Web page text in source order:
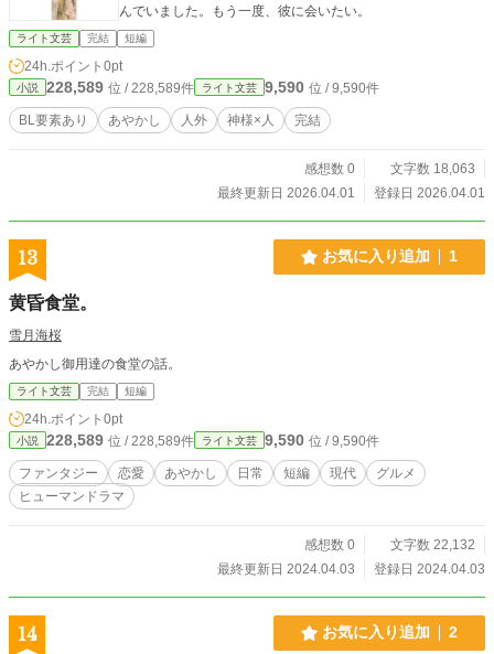
んでいました。もう一度、彼に会いたい。
ライト文芸 完結 短編
24h.ポイント 0pt
小説 228,589 位 / 228,589件 ライト文芸 9,590 位 / 9,590件
BL要素あり あやかし 人外 神様×人 完結
感想数 0
文字数 18,063
最終更新日 2026.04.01
登録日 2026.04.01
13 お気に入り追加 1
黄昏食堂。
雪月海桜
あやかし御用達の食堂の話。
ライト文芸 完結 短編
24h.ポイント 0pt
小説 228,589 位 / 228,589件 ライト文芸 9,590 位 / 9,590件
ファンタジー 恋愛 あやかし 日常 短編 現代
グルメ
ヒューマンドラマ
感想数 0
文字数 22,132
最終更新日 2024.04.03
登録日 2024.04.03
14 お気に入り追加 2